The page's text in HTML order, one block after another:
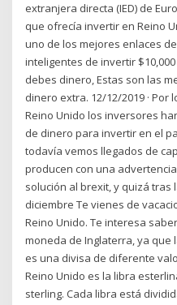
extranjera directa (IED) de
que ofrecía invertir en Reino
uno de los mejores enlaces
inteligentes de invertir
debes dinero, Estas son las
dinero extra. 12/12/2019 ·
Reino Unido los inversores
de dinero para invertir en el
todavía vemos llegados de
producen con una
solución al brexit, y quizá tras
diciembre Te vienes de
Reino Unido. Te interesa
moneda de Inglaterra, ya que
es una divisa de diferente
Reino Unido es la libra
sterling. Cada libra está